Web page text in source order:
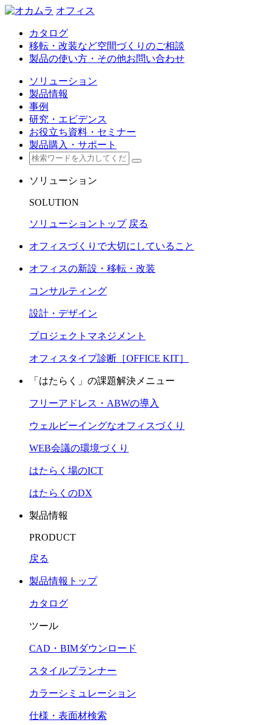
オフィス
カタログ
移転・改装など空間づくりのご相談
製品の使い方・その他お問い合わせ
ソリューション
製品情報
事例
研究・エビデンス
お役立ち資料・セミナー
製品購入・サポート
ソリューション
SOLUTION
ソリューショントップ 戻る
オフィスづくりで大切にしていること
オフィスの新設・移転・改装
コンサルティング
設計・デザイン
プロジェクトマネジメント
オフィスタイプ診断［OFFICE KIT］
「はたらく」の課題解決メニュー
フリーアドレス・ABWの導入
ウェルビーイングなオフィスづくり
WEB会議の環境づくり
はたらく場のICT
はたらくのDX
製品情報
PRODUCT
戻る
製品情報トップ
カタログ
ツール
CAD・BIMダウンロード
スタイルプランナー
カラーシミュレーション
仕様・表面材検索